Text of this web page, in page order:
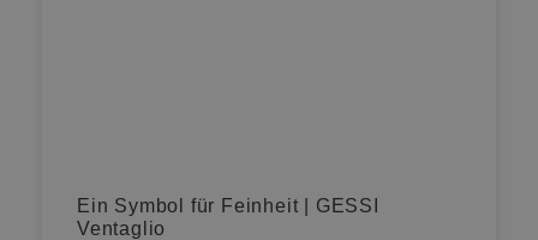
Ein Symbol für Feinheit | GESSI
Ventaglio